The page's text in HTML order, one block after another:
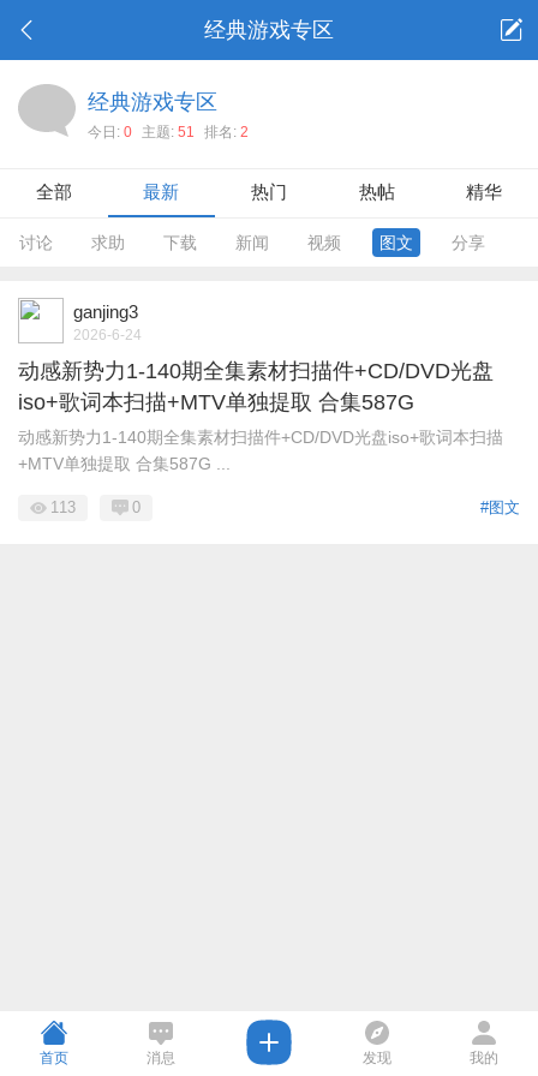
经典游戏专区
经典游戏专区
今日: 0 主题: 51 排名: 2
全部 最新 热门 热帖 精华
讨论 求助 下载 新闻 视频 图文 分享
ganjing3
2026-6-24
动感新势力1-140期全集素材扫描件+CD/DVD光盘
iso+歌词本扫描+MTV单独提取 合集587G
动感新势力1-140期全集素材扫描件+CD/DVD光盘iso+歌词本扫描
+MTV单独提取 合集587G ...
#图文
113 0
首页 消息 发现 我的